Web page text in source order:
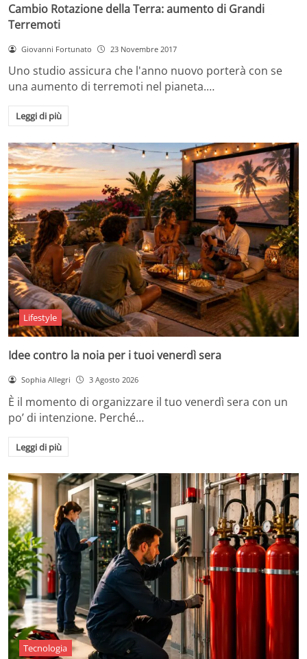
Cambio Rotazione della Terra: aumento di Grandi
Terremoti
Giovanni Fortunato 23 Novembre 2017
Uno studio assicura che l'anno nuovo porterà con se
una aumento di terremoti nel pianeta.…
Leggi di più
Lifestyle
Idee contro la noia per i tuoi venerdì sera
Sophia Allegri 3 Agosto 2026
È il momento di organizzare il tuo venerdì sera con un
po’ di intenzione. Perché…
Leggi di più
Tecnologia